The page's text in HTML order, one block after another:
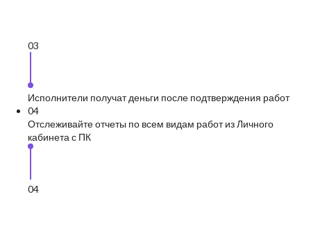
03
Исполнители получат деньги после подтверждения работ
04
Отслеживайте отчеты по всем видам работ из Личного
кабинета с ПК
04